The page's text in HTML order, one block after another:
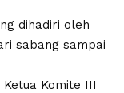
dihadiri oleh
sabang sampai
Komite III